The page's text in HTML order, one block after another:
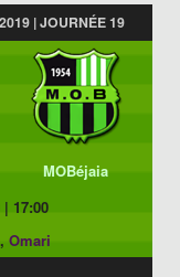
| JOURNÉE 19
MOBéjaia
| 17:00
, Omari